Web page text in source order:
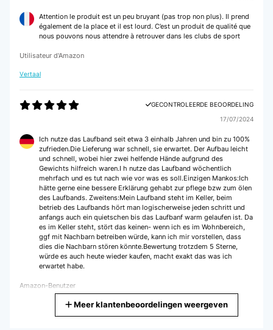
Attention le produit est un peu bruyant (pas trop non plus). Il prend
également de la place et il est lourd. C’est un produit de qualité que
nous pouvons nous attendre à retrouver dans les clubs de sport
Utilisateur d'Amazon
Vertaal
GECONTROLEERDE BEOORDELING
17/07/2024
Ich nutze das Laufband seit etwa 3 einhalb Jahren und bin zu 100%
zufrieden.Die Lieferung war schnell, sie erwartet. Der Aufbau leicht
und schnell, wobei hier zwei helfende Hände aufgrund des
Gewichts hilfreich waren.I h nutze das Laufband wöchentlich
mehrfach und es tut nach wie vor was es soll.Einzigen Mankos:Ich
hätte gerne eine bessere Erklärung gehabt zur pflege bzw zum ölen
des Laufbands. Zweitens:Mein Laufband steht im Keller, beim
betrieb des Laufbands hört man logischerweise jeden schritt und
anfangs auch ein quietschen bis das Laufbanf warm gelaufen ist. Da
es im Keller steht, stört das keinen- wenn ich es im Wohnbereich,
ggf mit Nachbarn betreiben würde, kann ich mir vorstellen, dass
dies die Nachbarn stören könnte.Bewertung trotzdem 5 Sterne,
würde es auch heute wieder kaufen, macht exakt das was ich
erwartet habe.
Amazon-Benutzer
Meer klantenbeoordelingen weergeven